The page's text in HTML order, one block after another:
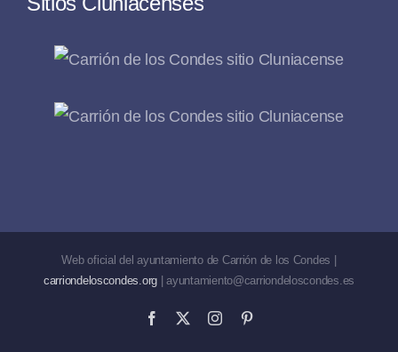
Web oficial del ayuntamiento de Carrión de los Condes |
carriondeloscondes.org | ayuntamiento@carriondeloscondes.es
Facebook InstagramPinterest